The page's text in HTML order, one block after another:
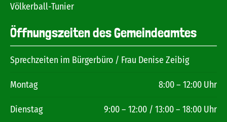
Völkerball-Tunier
Öffnungszeiten des Gemeindeamtes
Sprechzeiten im Bürgerbüro / Frau Denise Zeibig
Montag 8:00 – 12:00 Uhr
Dienstag 9:00 – 12:00 / 13:00 – 18:00 Uhr